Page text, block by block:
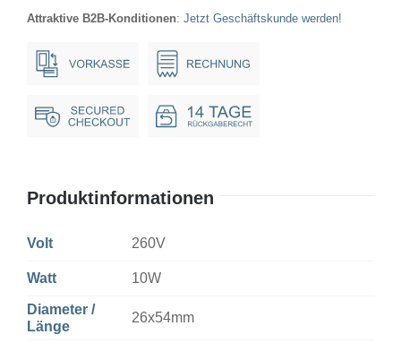
Attraktive B2B-Konditionen: Jetzt Geschäftskunde werden!
Produktinformationen
Volt 260V
Watt 10W
Diameter /
Länge
26x54mm